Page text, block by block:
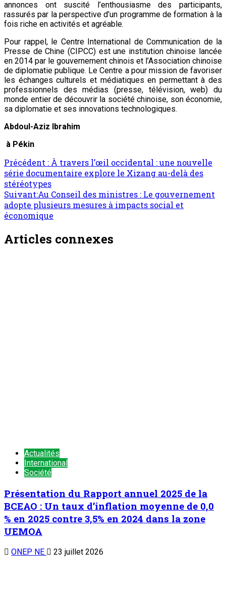
annonces ont suscité l’enthousiasme des participants,
rassurés par la perspective d’un programme de formation à la
fois riche en activités et agréable.
Pour rappel, le Centre International de Communication de la
Presse de Chine (CIPCC) est une institution chinoise lancée
en 2014 par le gouvernement chinois et l’Association chinoise
de diplomatie publique. Le Centre a pour mission de favoriser
les échanges culturels et médiatiques en permettant à des
professionnels des médias (presse, télévision, web) du
monde entier de découvrir la société chinoise, son économie,
sa diplomatie et ses innovations technologiques.
Abdoul-Aziz Ibrahim
à Pékin
Navigation
d’article
Précédent : À travers l’œil occidental : une nouvelle
série documentaire explore le Xizang au-delà des
stéréotypes
Suivant:Au Conseil des ministres : Le gouvernement
adopte plusieurs mesures à impacts social et
économique
Articles connexes
Actualités
International
Société
Présentation du Rapport annuel 2025 de la
BCEAO : Un taux d’inflation moyenne de 0,0
% en 2025 contre 3,5% en 2024 dans la zone
UEMOA
ONEP NE 23 juillet 2026